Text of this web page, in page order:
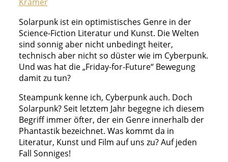
Solarpunk ist ein optimistisches Genre in der
Science-Fiction Literatur und Kunst. Die Welten
sind sonnig aber nicht unbedingt heiter,
technisch aber nicht so düster wie im Cyberpunk.
Und was hat die „Friday-for-Future“ Bewegung
damit zu tun?
Steampunk kenne ich, Cyberpunk auch. Doch
Solarpunk? Seit letztem Jahr begegne ich diesem
Begriff immer öfter, der ein Genre innerhalb der
Phantastik bezeichnet. Was kommt da in
Literatur, Kunst und Film auf uns zu? Auf jeden
Fall Sonniges!